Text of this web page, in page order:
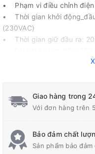
• Phạm vi điều chỉnh điện
• Thời gian khởi
(230VAC)
• Thời gian giữ đầu ra:
• Độ ẩm môi trường:
Giao hàng trong
Với đơn hàng trên
Bảo đảm chất
Sản phẩm bảo